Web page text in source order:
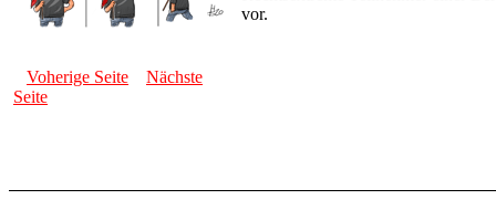
vor.
Voherige Seite
Nächste
Seite